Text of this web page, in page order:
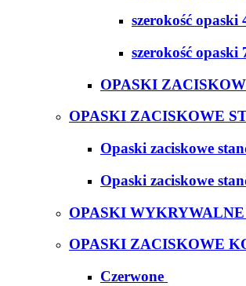
szerokość opaski
szerokość opaski
OPASKI
OPASKI ZACISKOWE
Opaski zaciskowe
Opaski zaciskowe
OPASKI
OPASKI ZACISKOWE
Czerwone